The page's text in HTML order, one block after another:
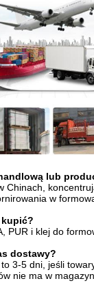
lub
Chinach,
w
kupić?
PUR i klej do
dostawy?
3-5 dni, jeśli
nie ma w